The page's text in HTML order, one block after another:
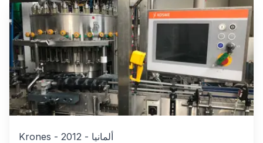
Krones - 2012 - ألمانيا